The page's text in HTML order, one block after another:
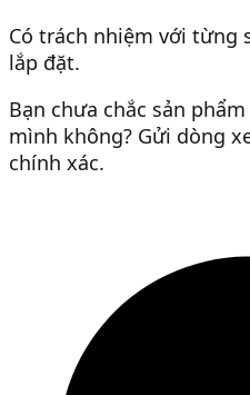
Có trách nhiệm với từng
lắp đặt.
Bạn chưa chắc sản
mình không? Gửi dòng
chính xác.